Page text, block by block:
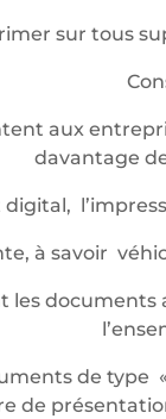
sur tous
aux
davantage
digital,
à savoir
les
de type
de